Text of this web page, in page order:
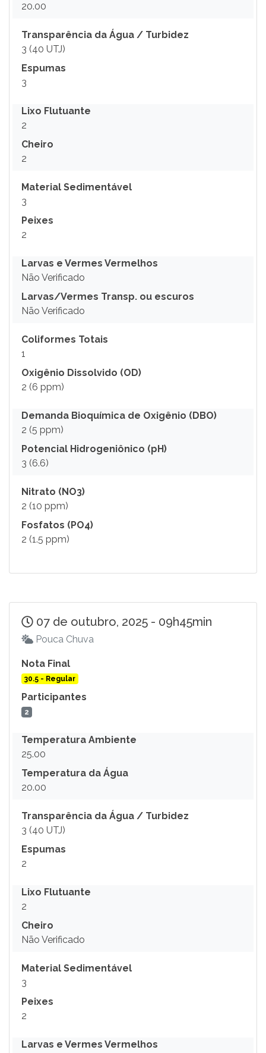
20.00
Transparência da Água / Turbidez
3 (40 UTJ)
Espumas
3
Lixo Flutuante
2
Cheiro
2
Material Sedimentável
3
Peixes
2
Larvas e Vermes Vermelhos
Não Verificado
Larvas/Vermes Transp. ou escuros
Não Verificado
Coliformes Totais
1
Oxigênio Dissolvido (OD)
2 (6 ppm)
Demanda Bioquímica de Oxigênio (DBO)
2 (5 ppm)
Potencial Hidrogeniônico (pH)
3 (6.6)
Nitrato (NO3)
2 (10 ppm)
Fosfatos (PO4)
2 (1.5 ppm)
07 de outubro, 2025 - 09h45min
Pouca Chuva
Nota Final
30.5 - Regular
Participantes
2
Temperatura Ambiente
25.00
Temperatura da Água
20.00
Transparência da Água / Turbidez
3 (40 UTJ)
Espumas
2
Lixo Flutuante
2
Cheiro
Não Verificado
Material Sedimentável
3
Peixes
2
Larvas e Vermes Vermelhos